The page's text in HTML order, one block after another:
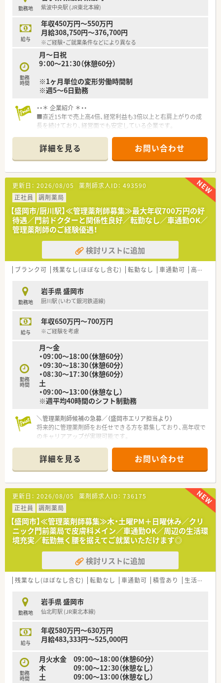
やOTCカウンセリングなど「薬剤師の仕事」に集中することがで
きます。
≪ 充実した福利厚生 ≫
★プラチナくるみんマーク取得、えるぼし（3ツ星）認定を受けて
おります★
■育児休業を3歳まで延長できる制度、時短勤務は子供が中学1
お子様がいらっしゃる薬剤師様も安心してご就業いただけま
す。
買割引制度」がございます！
そのほかに「奨学金返済サポート制度」、「定期 健康診断・人間ド
ッグ・がん検診補助制度」など各種福利制度が用意されていま
＼ 店舗について ／
■JR花巻駅から車で6分程度の立地にございます。
周辺には飲食店も多く、地元のスーパーもございますので生活環
境には困らないエリアです♪
■残業時間も少なく、プライベートとも両立しやすい環境です。
＼ こんな方にオススメ ／
★OTCの経験もしっかり積んでいきたい方、接客が好きな方
★家庭やプライベートと両立しながら働きたい方
★福利厚生が整っている環境で働きたい方
勤務地 紫波中央駅 (JR東北本線)
給与
年収450万円～550万円
月給308,750円～376,700円
※ご経験・ご就業条件などにより異なる
勤務
時間
月～日祝
9：00～21：30（休憩60分）
※1ヶ月単位の変形労働時間制
※週5～6日勤務
・・＊ 企業紹介 ＊・・
■直近15年で売上高4倍、経常利益も3倍以上と右肩上がりの成
長を続けており、経営面でも安定している企業です。
設、駅前型や郊外型店舗など様々な店舗のスタイルが安定・成長・
高収益に繋がっています。
■国の指針に沿って、かかりつけ薬剤師・薬局の機能に加えて、
OTC薬や健康食品、介護や食事・栄養摂取に関することまで気軽
に相談できる薬局として厚生労働省が定める「健康サポート薬
局」についても、認定の取得に取り組んでいます。
≪ 働き方について ≫
■入社時に調剤コースかOTCコースを選択でき、それに応じた教
育プログラムを受講することができます。
もちろん途中でコースの変更も可能ですし、調剤コースにいなが
らOTCも勉強できます。
■処方箋枚数を1人あたり20～30枚に設定し余裕を持った人員
配置をすることで、じっくりと教育をしたり、働きやすい労働環
境を整えたり、一人の患者様に丁寧に対応することを実現させて
■1店舗2ライン制により専門業務を分担しているので、日用雑
貨の商品補充や店舗の売上利益にとらわれることなく、調剤業務
やOTCカウンセリングなど「薬剤師の仕事」に集中することがで
≪ 充実した福利厚生 ≫
おります★
■育児休業を3歳まで延長できる制度、時短勤務は子供が中学1
年生になるまで、復職フォロー制度など育児支援が充実！
お子様がいらっしゃる薬剤師様も安心してご就業いただけま
す。
■医薬品・化粧品・日用雑貨などを社員価格で購入できる「社員購
買割引制度」がございます！
ッグ・がん検診補助制度」など各種福利制度が用意されていま
す。
・・＊ 店舗について ＊・・
■JR紫波中央駅から徒歩8分程度の立地にあり、季節問わず通勤
しやすいエリアです。
周辺には飲食店の他、スーパーもあるためご就業前後の用足しに
も便利な環境です♪
■OTC販売をメインに行っていただくほか、店舗のレイアウト作
成等も行っていただきます。
・・＊ こんな方にオススメ ＊・・
★接客が好きな方
★OTC専門で知識を生かしたい方、身に着けたい方
★遅番勤務が可能な方
詳細を見る お問い合わせ
更新日： 2026/08/05 薬剤師求人ID： 493590
正社員
調剤薬局
【盛岡市/厨川駅】≪管理薬剤師募集≫最大年収700万円の好
待遇／門前ドクターと関係性良好／転勤なし／車通勤OK／
管理薬剤師のご経験優遇！
検討リストに追加
ブランク可 残業なし(ほぼなし含む) 転勤なし 車通勤可 高給与(600万円以上)
勤務地
岩手県 盛岡市
厨川駅 (いわて銀河鉄道線)
給与
年収650万円～700万円
※ご経験を考慮
勤務
時間
月～金
・09：00～18：00（休憩60分）
・09：30～18：30（休憩60分）
・08：30～17：30（休憩60分）
土
・09：00～13：00（休憩なし）
※週平均40時間のシフト制勤務
＼管理薬剤師候補の急募／（盛岡市エリア担当より）
将来的に管理薬剤師をお任せできる方を募集しており、高年収で
のキャリアアップが実現可能です。
【店舗情報と応需状況について】
■厨川駅から車で5分の場所に位置しており、マイカーでの通勤
が可能なため毎日の通勤負担を軽減できます。
■内科の処方箋を中心に1日あたり約40枚応需しており、患者様
一人ひとりとじっくり向き合える環境です。
■現在は薬剤師1名と事務員2名の体制で運営しており、スタッ
フ間で協力し合いながら日々の業務に励んでいます。
【法人特徴について】
■設立から着実に店舗数を増やしている企業ですが、地域の必要
性に応じて安定的に出店する堅実な方針を持っています。
■かかりつけ薬剤師としての役割を非常に重視しており、患者様
との繋がりを大切にした店舗運営を行っております。
■住宅地に出店しているため、門前の医療機関以外からの処方箋
【求人情報について】
■正社員の薬剤師として、これまでのご経験やスキルをしっかり
■日曜日や祝日に加えてシフトによるお休みがあり、年間を通じ
たワークライフバランスの確保がしやすい環境となります。
薬剤師手当が支給されるなど手当が非常に充実しています。
詳細を見る お問い合わせ
更新日： 2026/08/05 薬剤師求人ID： 736175
正社員
調剤薬局
【盛岡市】≪管理薬剤師募集≫木・土曜PM＋日曜休み／クリ
ニック門前薬局で皮膚科メイン／車通勤OK／周辺の生活環
境充実／転勤無く腰を据えてご就業いただけます◎
検討リストに追加
残業なし(ほぼなし含む) 転勤なし 車通勤可 積雪あり 生活環境充実
勤務地
岩手県 盛岡市
仙北町駅 (JR東北本線)
給与
年収580万円～630万円
月給483,333円～525,000円
勤務
時間
月火水金 09：00～18：00（休憩60分）
木 09：00～12：30（休憩なし）
土 09：00～13：00（休憩なし）